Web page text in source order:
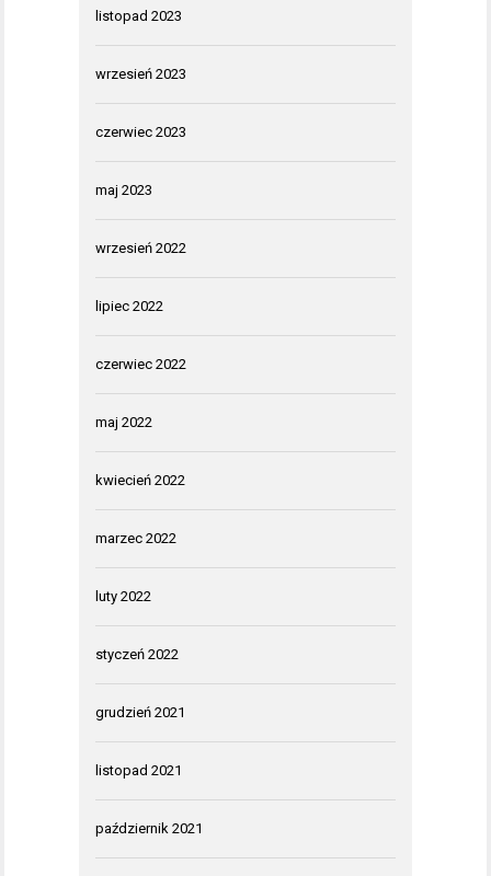
listopad 2023
wrzesień 2023
czerwiec 2023
maj 2023
wrzesień 2022
lipiec 2022
czerwiec 2022
maj 2022
kwiecień 2022
marzec 2022
luty 2022
styczeń 2022
grudzień 2021
listopad 2021
październik 2021